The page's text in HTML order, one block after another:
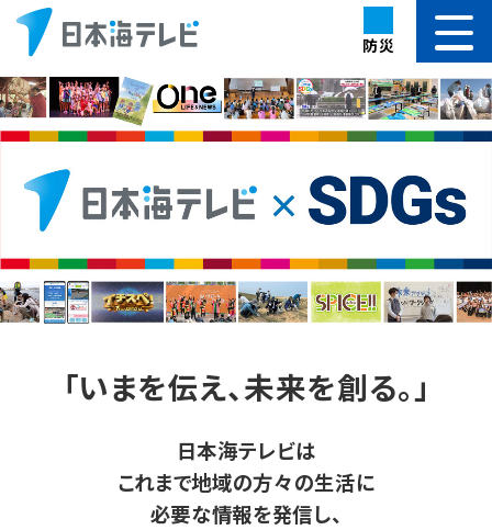
防災
「いまを伝え、未来を創る。」
日本海テレビは
これまで地域の方々の生活に
必要な情報を発信し、